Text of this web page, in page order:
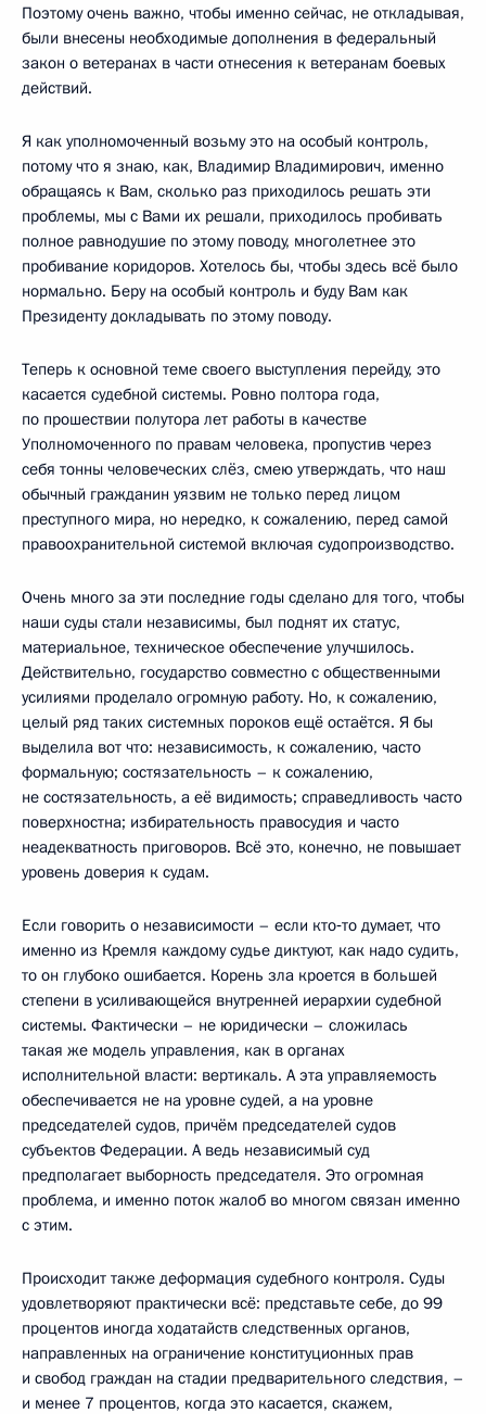
Поэтому очень важно, чтобы именно сейчас, не откладывая,
были внесены необходимые дополнения в федеральный
закон о ветеранах в части отнесения к ветеранам боевых
действий.
Я как уполномоченный возьму это на особый контроль,
потому что я знаю, как, Владимир Владимирович, именно
обращаясь к Вам, сколько раз приходилось решать эти
проблемы, мы с Вами их решали, приходилось пробивать
полное равнодушие по этому поводу, многолетнее это
пробивание коридоров. Хотелось бы, чтобы здесь всё было
нормально. Беру на особый контроль и буду Вам как
Президенту докладывать по этому поводу.
Теперь к основной теме своего выступления перейду, это
касается судебной системы. Ровно полтора года,
по прошествии полутора лет работы в качестве
Уполномоченного по правам человека, пропустив через
себя тонны человеческих слёз, смею утверждать, что наш
обычный гражданин уязвим не только перед лицом
преступного мира, но нередко, к сожалению, перед самой
правоохранительной системой включая судопроизводство.
Очень много за эти последние годы сделано для того, чтобы
наши суды стали независимы, был поднят их статус,
материальное, техническое обеспечение улучшилось.
Действительно, государство совместно с общественными
усилиями проделало огромную работу. Но, к сожалению,
целый ряд таких системных пороков ещё остаётся. Я бы
выделила вот что: независимость, к сожалению, часто
формальную; состязательность – к сожалению,
не состязательность, а её видимость; справедливость часто
поверхностна; избирательность правосудия и часто
неадекватность приговоров. Всё это, конечно, не повышает
уровень доверия к судам.
Если говорить о независимости – если кто‑то думает, что
именно из Кремля каждому судье диктуют, как надо судить,
то он глубоко ошибается. Корень зла кроется в большей
степени в усиливающейся внутренней иерархии судебной
системы. Фактически – не юридически – сложилась
такая же модель управления, как в органах
исполнительной власти: вертикаль. А эта управляемость
обеспечивается не на уровне судей, а на уровне
председателей судов, причём председателей судов
субъектов Федерации. А ведь независимый суд
предполагает выборность председателя. Это огромная
проблема, и именно поток жалоб во многом связан именно
с этим.
Происходит также деформация судебного контроля. Суды
удовлетворяют практически всё: представьте себе, до 99
процентов иногда ходатайств следственных органов,
направленных на ограничение конституционных прав
и свобод граждан на стадии предварительного следствия, –
и менее 7 процентов, когда это касается, скажем,